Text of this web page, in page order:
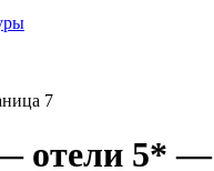
7
отели 5* —